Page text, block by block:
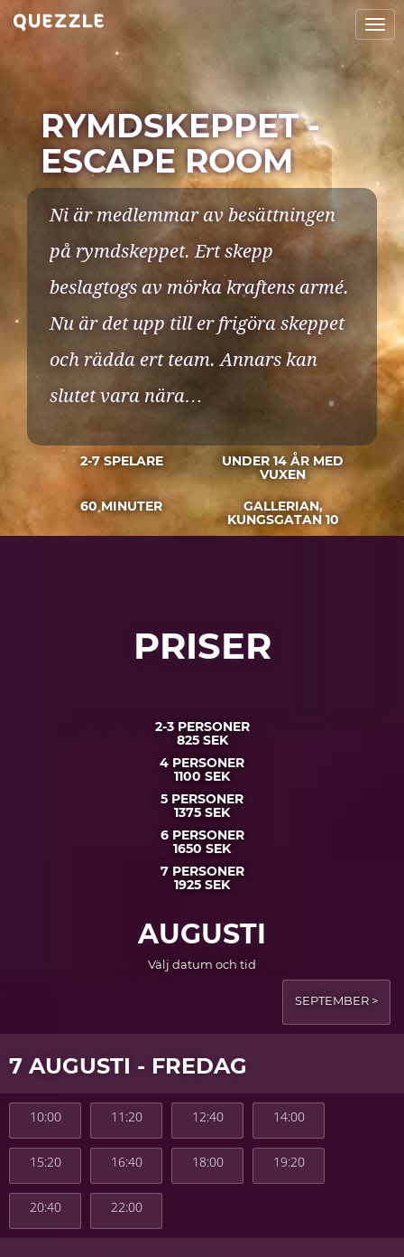
RYMDSKEPPET -
ESCAPE ROOM
Ni är medlemmar av besättningen
på rymdskeppet. Ert skepp
beslagtogs av mörka kraftens armé.
Nu är det upp till er frigöra skeppet
och rädda ert team. Annars kan
slutet vara nära…
2-7 SPELARE
UNDER 14 ÅR MED
VUXEN
60 MINUTER
GALLERIAN,
KUNGSGATAN 10
PRISER
2-3 PERSONER
825 SEK
4 PERSONER
1100 SEK
5 PERSONER
1375 SEK
6 PERSONER
1650 SEK
7 PERSONER
1925 SEK
AUGUSTI
Välj datum och tid
SEPTEMBER >
7 AUGUSTI - FREDAG
10:00 11:20 12:40 14:00
15:20 16:40 18:00 19:20
20:40 22:00